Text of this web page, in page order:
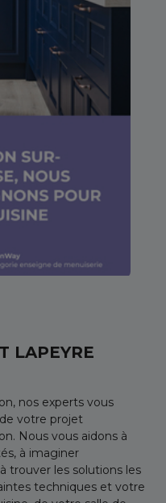
LAPEYRE
nos experts vous
votre projet
Nous vous aidons à
à imaginer
trouver les solutions les
techniques et votre